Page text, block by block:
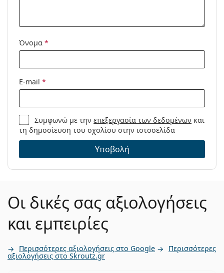
συνταγή:
Όνομα *
E-mail *
Συμφωνώ με τηνεπεξεργασία των δεδομένων και
τη δημοσίευση του σχολίου στην ιστοσελίδα
Υποβολή
Οι δικές σας αξιολογήσεις
και εμπειρίες
Περισσότερες αξιολογήσεις στο Google Περισσότερες
αξιολογήσεις στο Skroutz.gr